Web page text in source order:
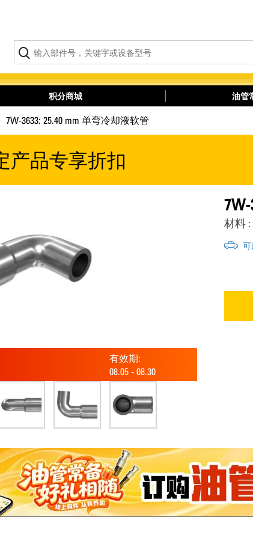
积分商城 油管
7W-3633: 25.40 mm 单弯冷却液软管
产品专享折扣
有效期:
08.05 - 08.30
材料 :
可